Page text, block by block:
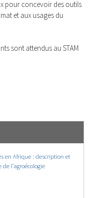
pour concevoir des outils
et aux usages du
sont attendus au STAM
en Afrique : description et
l’agroécologie